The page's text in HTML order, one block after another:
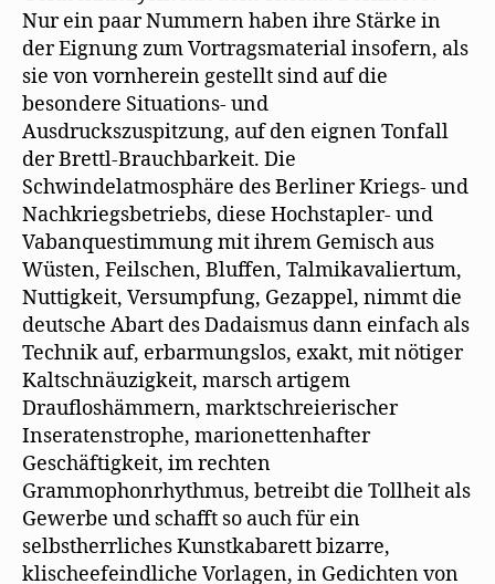
Nur ein paar Nummern haben ihre Stärke in
der Eignung zum Vortragsmaterial insofern, als
sie von vornherein gestellt sind auf die
besondere Situations- und
Ausdruckszuspitzung, auf den eignen Tonfall
der Brettl-Brauchbarkeit. Die
Schwindelatmosphäre des Berliner Kriegs- und
Nachkriegsbetriebs, diese Hochstapler- und
Vabanquestimmung mit ihrem Gemisch aus
Wüsten, Feilschen, Bluffen, Talmikavaliertum,
Nuttigkeit, Versumpfung, Gezappel, nimmt die
deutsche Abart des Dadaismus dann einfach als
Technik auf, erbarmungslos, exakt, mit nötiger
Kaltschnäuzigkeit, marsch artigem
Draufloshämmern, marktschreierischer
Inseratenstrophe, marionettenhafter
Geschäftigkeit, im rechten
Grammophonrhythmus, betreibt die Tollheit als
Gewerbe und schafft so auch für ein
selbstherrliches Kunstkabarett bizarre,
klischeefeindliche Vorlagen, in Gedichten von